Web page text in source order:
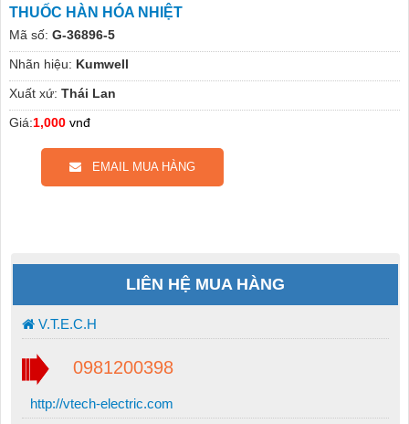
THUỐC HÀN HÓA NHIỆT
Mã số: G-36896-5
Nhãn hiệu: Kumwell
Xuất xứ: Thái Lan
Giá:1,000 vnđ
EMAIL MUA HÀNG
LIÊN HỆ MUA HÀNG
V.T.E.C.H
0981200398
http://vtech-electric.com